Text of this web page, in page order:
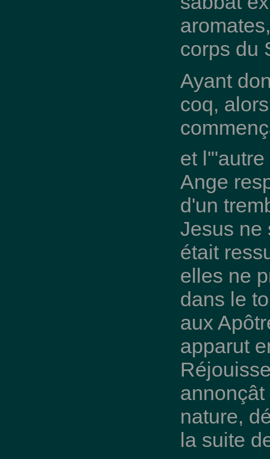
corps du
Ayant
coq,
et
Ange
d'un
Jesus ne
était
elles ne
dans le
aux
apparut
nature,
la suite